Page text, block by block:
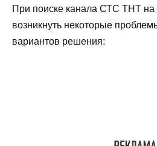
При поиске канала СТС ТНТ на
возникнуть некоторые
вариантов решения: